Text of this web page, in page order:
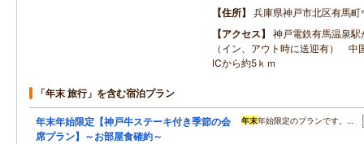
住所
兵庫県神戸市北区有馬
アクセス
神戸電鉄有馬温泉
（イン、アウト時に送迎有） 中
ICから約5ｋｍ
「年末 旅行」を含む宿泊プラン
年末年始限定【神戸牛ステーキ付き季節の会
席プラン】～お部屋食確約～
年末年始限定のプランです。…